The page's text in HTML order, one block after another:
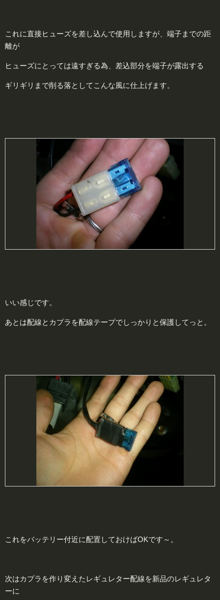
これに直接ヒューズを差し込んで使用しますが、端子までの距
離が
ヒューズにとっては遠すぎる為、差込部分を端子が露出する
ギリギリまで削る落としてこんな風に仕上げます。
いい感じです。
あとは配線とカプラを配線テープでしっかりと保護してっと。
これをバッテリー付近に配置しておけばOKです～。
次はカプラを作り変えたレギュレター配線を新品のレギュレタ
ーに